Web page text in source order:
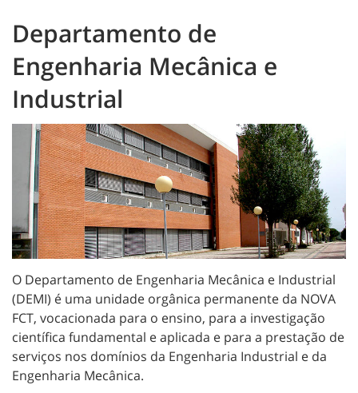
Departamento de
Engenharia Mecânica e
Industrial
O Departamento de Engenharia Mecânica e Industrial
(DEMI) é uma unidade orgânica permanente da NOVA
FCT, vocacionada para o ensino, para a investigação
científica fundamental e aplicada e para a prestação de
serviços nos domínios da Engenharia Industrial e da
Engenharia Mecânica.